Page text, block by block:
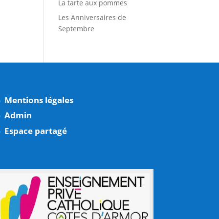
La tarte aux pommes
Les Anniversaires de
Septembre
Mentions légales
Admin
Espace partagé